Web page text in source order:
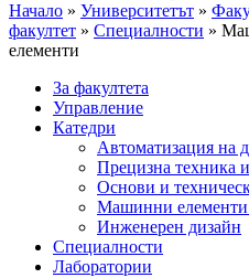
Начало » Университетът »
факултет » Специалности »
елементи
За факултета
Управление
Катедри
Автоматизация на
Прецизна техника
Основи и
Машинни елементи
Инженерен дизайн
Специалности
Лаборатории